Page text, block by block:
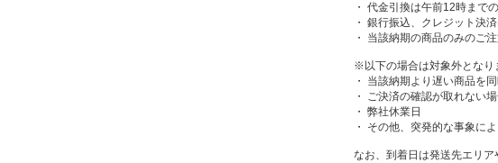
・ 代金引換は午前12時まで
・ 銀行振込、クレジット決
・ 当該納期の商品のみのご
※以下の場合は対象外となり
・ 当該納期より遅い商品を
・ ご決済の確認が取れない
・ 弊社休業日
・ その他、突発的な事象に
なお、到着日は発送先エリア